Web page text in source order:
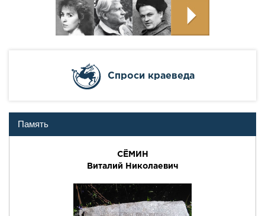
Cпроси краеведа
Память
СЁМИН
Виталий Николаевич